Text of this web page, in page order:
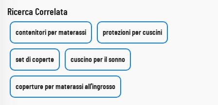
Ricerca Correlata
contenitori per materassi protezioni per cuscini
set di coperte cuscino per il sonno
coperture per materassi all'ingrosso